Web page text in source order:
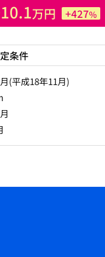
万円 +427%
条件
(平成18年11月)